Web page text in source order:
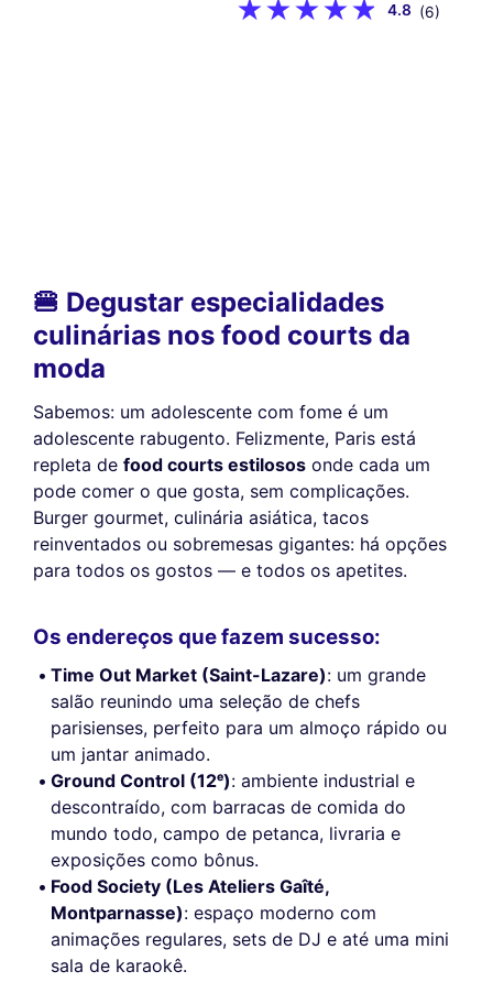
4.8 (6)
🍔 Degustar especialidades
culinárias nos food courts da
moda
Sabemos: um adolescente com fome é um
adolescente rabugento. Felizmente, Paris está
repleta de food courts estilosos onde cada um
pode comer o que gosta, sem complicações.
Burger gourmet, culinária asiática, tacos
reinventados ou sobremesas gigantes: há opções
para todos os gostos — e todos os apetites.
Os endereços que fazem sucesso:
Time Out Market (Saint-Lazare): um grande
salão reunindo uma seleção de chefs
parisienses, perfeito para um almoço rápido ou
um jantar animado.
Ground Control (12ᵉ): ambiente industrial e
descontraído, com barracas de comida do
mundo todo, campo de petanca, livraria e
exposições como bônus.
Food Society (Les Ateliers Gaîté,
Montparnasse): espaço moderno com
animações regulares, sets de DJ e até uma mini
sala de karaokê.